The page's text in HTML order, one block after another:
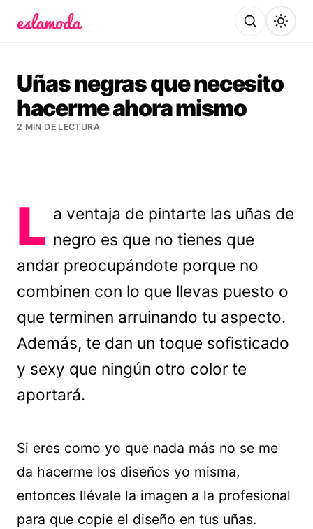
Uñas negras que necesito
hacerme ahora mismo
2 MIN DE LECTURA
L a ventaja de pintarte las uñas de
negro es que no tienes que
andar preocupándote porque no
combinen con lo que llevas puesto o
que terminen arruinando tu aspecto.
Además, te dan un toque sofisticado
y sexy que ningún otro color te
aportará.
Si eres como yo que nada más no se me
da hacerme los diseños yo misma,
entonces llévale la imagen a la profesional
para que copie el diseño en tus uñas.